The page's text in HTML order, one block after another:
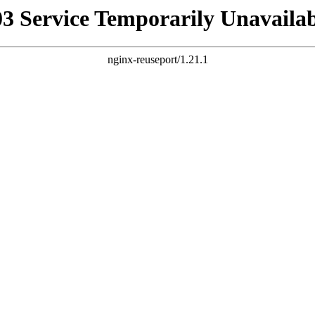
Service Temporarily
nginx-reuseport/1.21.1